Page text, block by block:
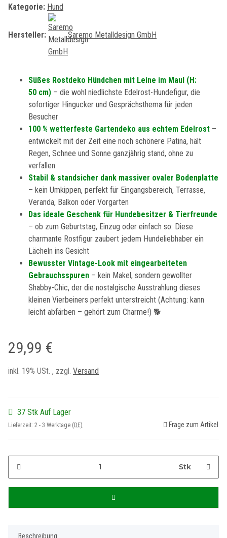
Kategorie: Hund
Hersteller: Saremo Metalldesign GmbH
Süßes Rostdeko Hündchen mit Leine im Maul (H:
50 cm) – die wohl niedlichste Edelrost-Hundefigur, die
sofortiger Hingucker und Gesprächsthema für jeden
Besucher
100 % wetterfeste Gartendeko aus echtem Edelrost –
entwickelt mit der Zeit eine noch schönere Patina, hält
Regen, Schnee und Sonne ganzjährig stand, ohne zu
verfallen
Stabil & standsicher dank massiver ovaler Bodenplatte
– kein Umkippen, perfekt für Eingangsbereich, Terrasse,
Veranda, Balkon oder Vorgarten
Das ideale Geschenk für Hundebesitzer & Tierfreunde
– ob zum Geburtstag, Einzug oder einfach so: Diese
charmante Rostfigur zaubert jedem Hundeliebhaber ein
Lächeln ins Gesicht
Bewusster Vintage-Look mit eingearbeiteten
Gebrauchsspuren – kein Makel, sondern gewollter
Shabby-Chic, der die nostalgische Ausstrahlung dieses
kleinen Vierbeiners perfekt unterstreicht (Achtung: kann
leicht abfärben – gehört zum Charme!) 🐕
29,99 €
inkl. 19% USt. , zzgl. Versand
37 Stk Auf Lager
Lieferzeit: 2 - 3 Werktage (DE) Frage zum Artikel
Stk
Beschreibung